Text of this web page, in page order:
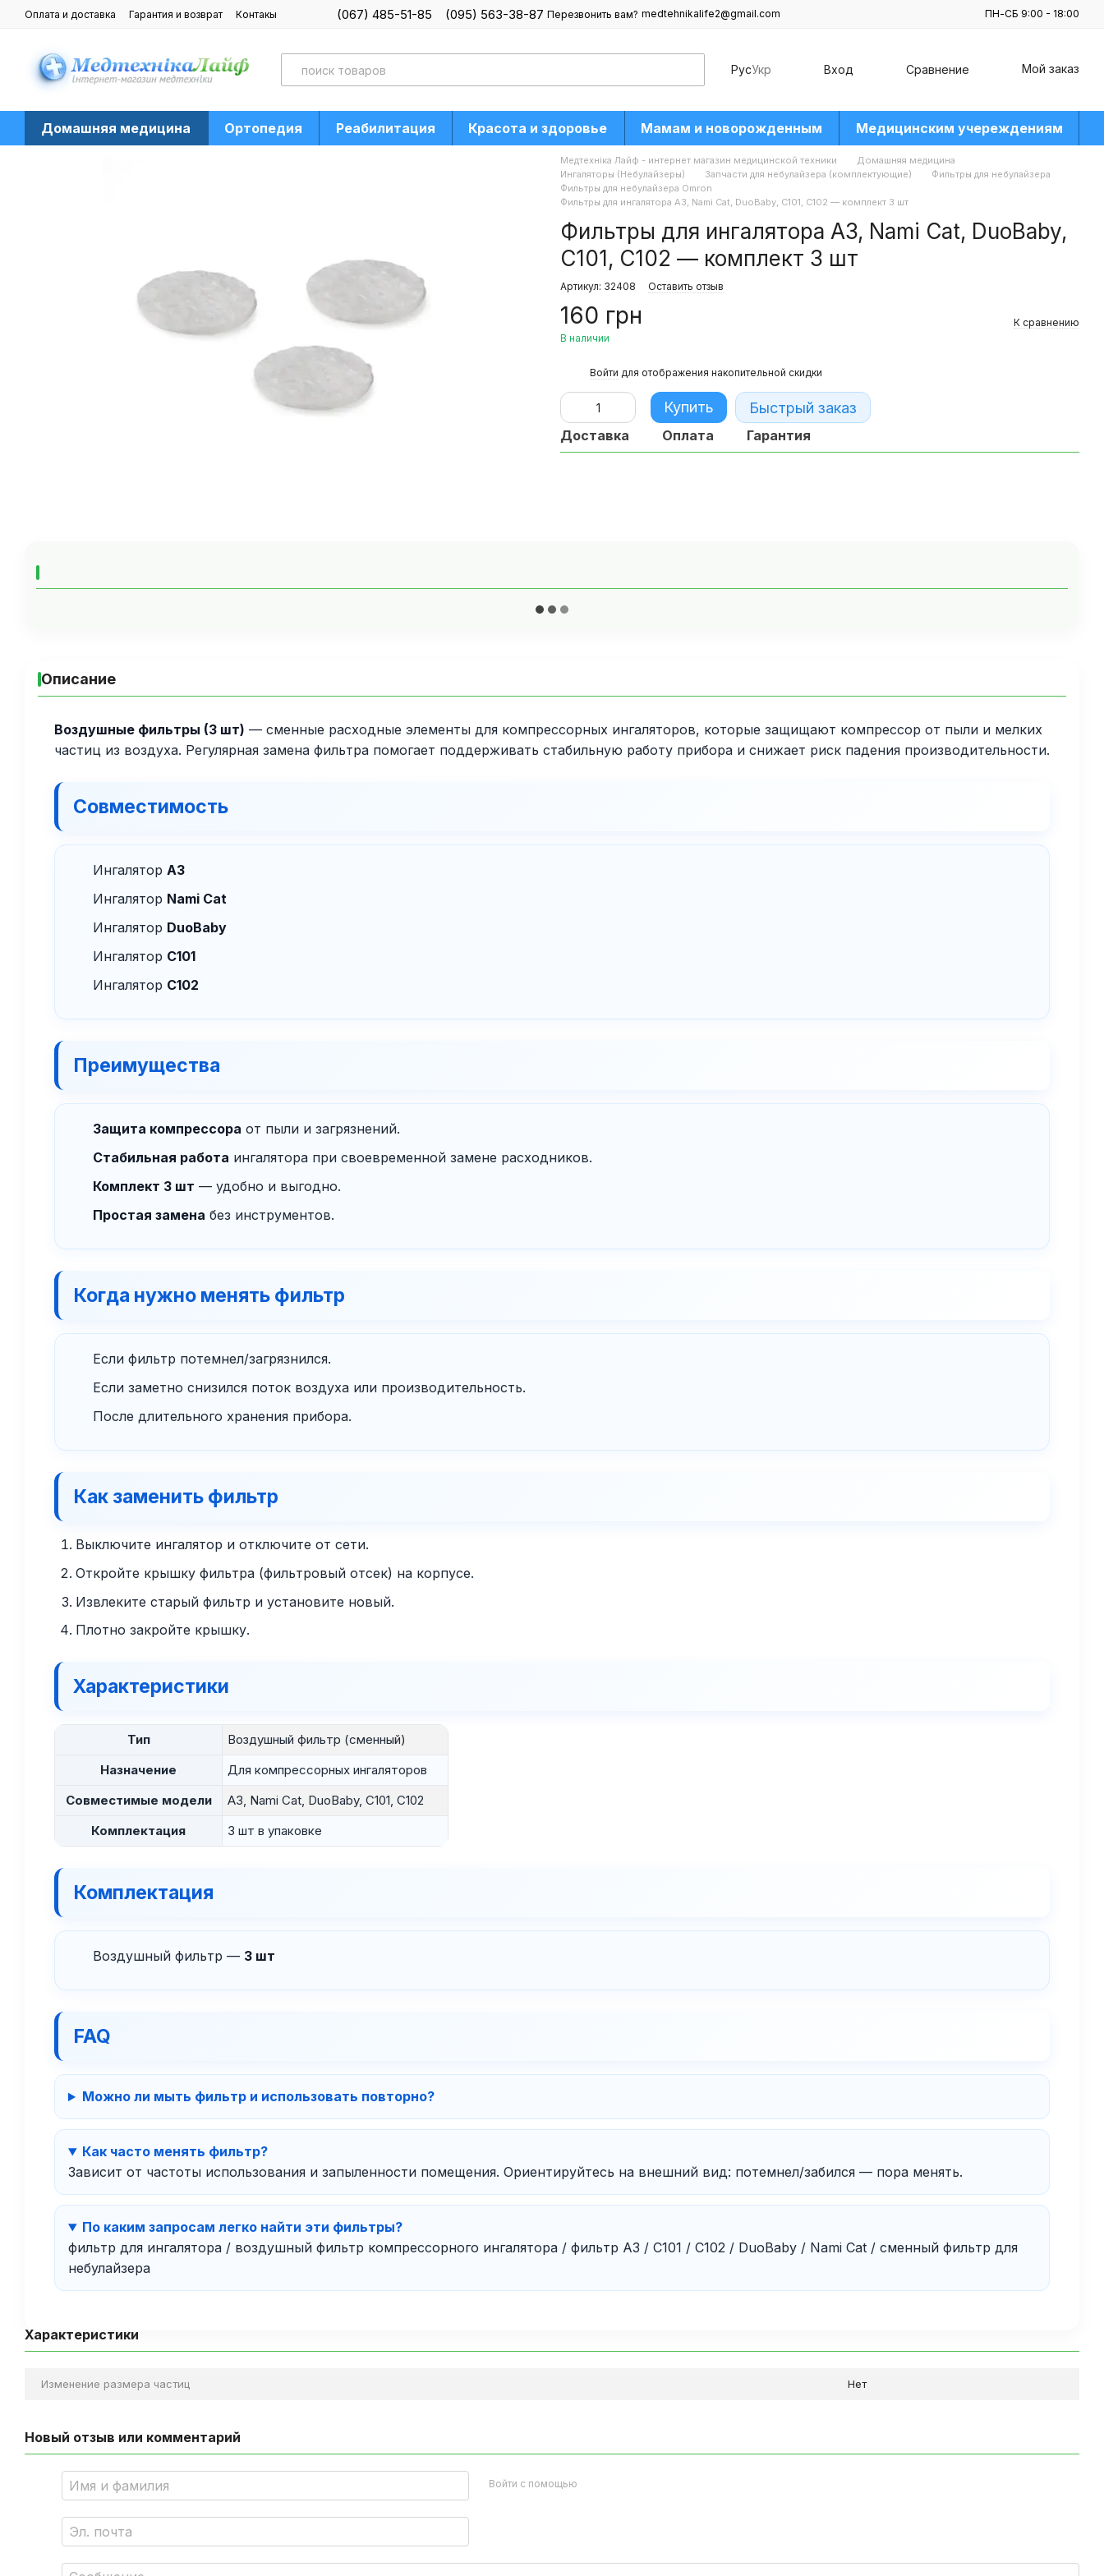
Перейти к основному контенту
Оплата и доставка Гарантия и возврат
Контакы
(067) 485-51-85 (095) 563-38-87 Перезвонить вам? medtehnikalife2@gmail.com ПН-СБ 9:00 - 18:00
РусУкр Вход Сравнение Мой заказ
Домашняя медицина Ортопедия Реабилитация Красота и здоровье Мамам и новорожденным Медицинским учереждениям
Медтехніка Лайф - интернет магазин медицинской техники
Домашняя медицина
Ингаляторы (Небулайзеры)
Запчасти для небулайзера (комплектующие)
Фильтры для небулайзера
Фильтры для небулайзера Omron
Фильтры для ингалятора A3, Nami Cat, DuoBaby, C101, C102 — комплект 3 шт
Фильтры для ингалятора A3, Nami Cat, DuoBaby,
C101, C102 — комплект 3 шт
Артикул: 32408 Оставить отзыв
160 грн
В наличии
К сравнению
Войти для отображения накопительной скидки
Купить Быстрый заказ
Доставка Оплата Гарантия
Описание
Воздушные фильтры (3 шт) — сменные расходные элементы для компрессорных ингаляторов, которые защищают компрессор от пыли и мелких
частиц из воздуха. Регулярная замена фильтра помогает поддерживать стабильную работу прибора и снижает риск падения производительности.
Совместимость
Ингалятор A3
Ингалятор Nami Cat
Ингалятор DuoBaby
Ингалятор C101
Ингалятор C102
Преимущества
Защита компрессора от пыли и загрязнений.
Стабильная работа ингалятора при своевременной замене расходников.
Комплект 3 шт — удобно и выгодно.
Простая замена без инструментов.
Когда нужно менять фильтр
Если фильтр потемнел/загрязнился.
Если заметно снизился поток воздуха или производительность.
После длительного хранения прибора.
Как заменить фильтр
Выключите ингалятор и отключите от сети.
Откройте крышку фильтра (фильтровый отсек) на корпусе.
Извлеките старый фильтр и установите новый.
Плотно закройте крышку.
Характеристики
Тип
Воздушный фильтр (сменный)
Назначение
Для компрессорных ингаляторов
Совместимые модели
A3, Nami Cat, DuoBaby, C101, C102
Комплектация
3 шт в упаковке
Комплектация
Воздушный фильтр — 3 шт
FAQ
Можно ли мыть фильтр и использовать повторно?
Как часто менять фильтр?
Зависит от частоты использования и запыленности помещения. Ориентируйтесь на внешний вид: потемнел/забился — пора менять.
По каким запросам легко найти эти фильтры?
фильтр для ингалятора / воздушный фильтр компрессорного ингалятора / фильтр A3 / C101 / C102 / DuoBaby / Nami Cat / сменный фильтр для
небулайзера
Характеристики
Изменение размера частиц Нет
Новый отзыв или комментарий
Войти с помощью